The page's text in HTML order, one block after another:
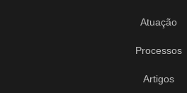
Atuação
Processos
Artigos